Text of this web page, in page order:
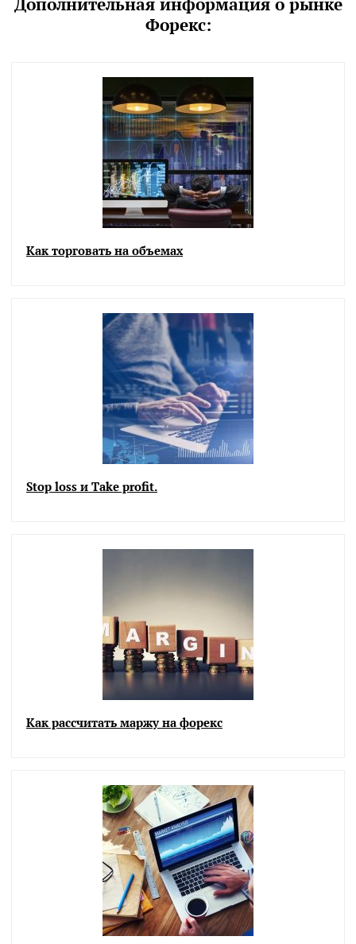
Форекс:
Как торговать на объемах
Stop loss и Take profit.
Как рассчитать маржу на форекс